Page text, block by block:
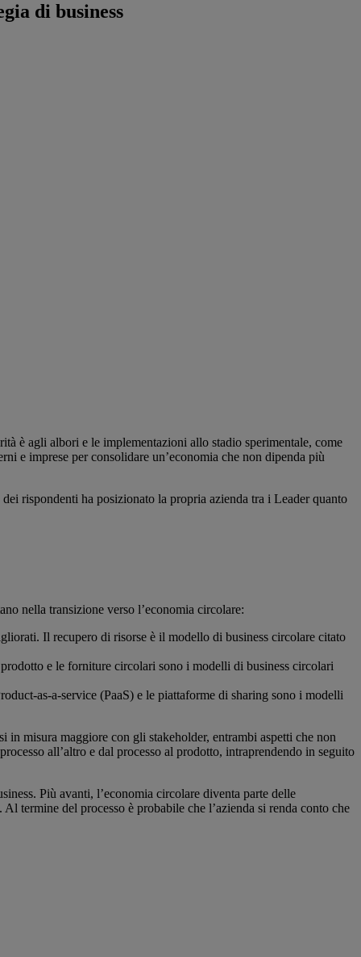
di business
è agli albori e le implementazioni allo stadio sperimentale, come
e imprese per consolidare un’economia che non dipenda più
rispondenti ha posizionato la propria azienda tra i Leader quanto
nella transizione verso l’economia circolare:
Il recupero di risorse è il modello di business circolare citato
e le forniture circolari sono i modelli di business circolari
as-a-service (PaaS) e le piattaforme di sharing sono i modelli
in misura maggiore con gli stakeholder, entrambi aspetti che non
all’altro e dal processo al prodotto, intraprendendo in seguito
Più avanti, l’economia circolare diventa parte delle
termine del processo è probabile che l’azienda si renda conto che